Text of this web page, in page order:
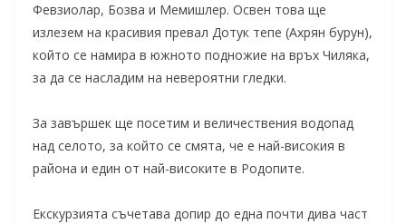
Февзиолар, Бозва и Мемишлер. Освен това ще
излезем на красивия превал Дотук тепе (Ахрян бурун),
който се намира в южното подножие на връх Чиляка,
за да се насладим на невероятни гледки.
За завършек ще посетим и величествения водопад
над селото, за който се смята, че е най-високия в
района и един от най-високите в Родопите.
Екскурзията съчетава допир до една почти дива част